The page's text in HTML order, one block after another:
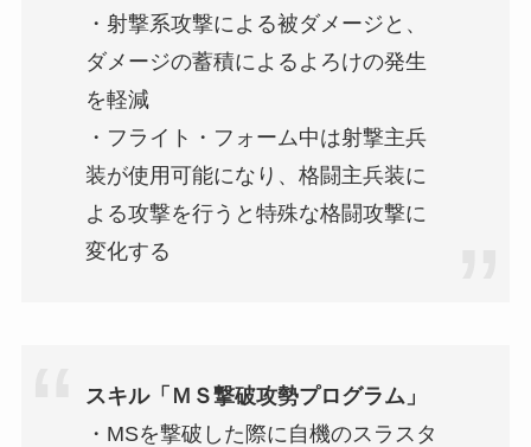
・射撃系攻撃による被ダメージと、
ダメージの蓄積によるよろけの発生
を軽減
・フライト・フォーム中は射撃主兵
装が使用可能になり、格闘主兵装に
よる攻撃を行うと特殊な格闘攻撃に
変化する
スキル「ＭＳ撃破攻勢プログラム」
・MSを撃破した際に自機のスラスタ